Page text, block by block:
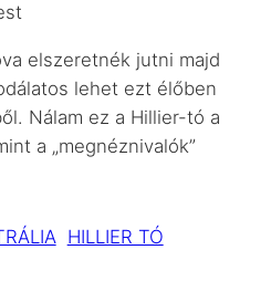
elszeretnék jutni majd
lehet ezt élőben
Nálam ez a Hillier-tó a
a „megnéznivalók”
HILLIER TÓ